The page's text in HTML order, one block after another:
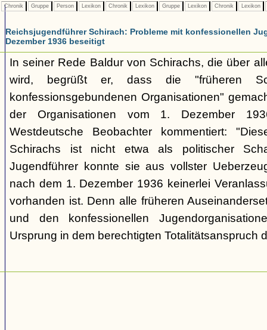
Chronik Gruppe Person Lexikon Chronik Lexikon Gruppe Lexikon Chronik Lexikon
Reichsjugendführer Schirach: Probleme mit konfessionellen
Dezember 1936 beseitigt
In seiner Rede Baldur von Schirachs, die über
wird, begrüßt er, dass die "früheren
konfessionsgebundenen Organisationen"
der Organisationen vom 1. Dezember
Westdeutsche Beobachter kommentiert:
Schirachs ist nicht etwa als politischer
Jugendführer konnte sie aus vollster
nach dem 1. Dezember 1936 keinerlei
vorhanden ist. Denn alle früheren
und den konfessionellen
Ursprung in dem berechtigten Totalitätsanspruch